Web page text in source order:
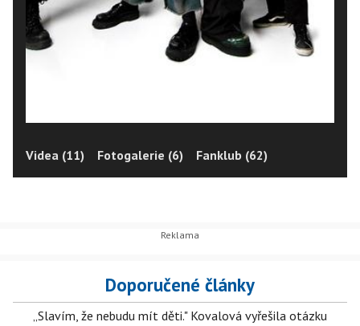
Videa (11) Fotogalerie (6) Fanklub (62)
Doporučené články
„Slavím, že nebudu mít děti." Kovalová vyřešila otázku